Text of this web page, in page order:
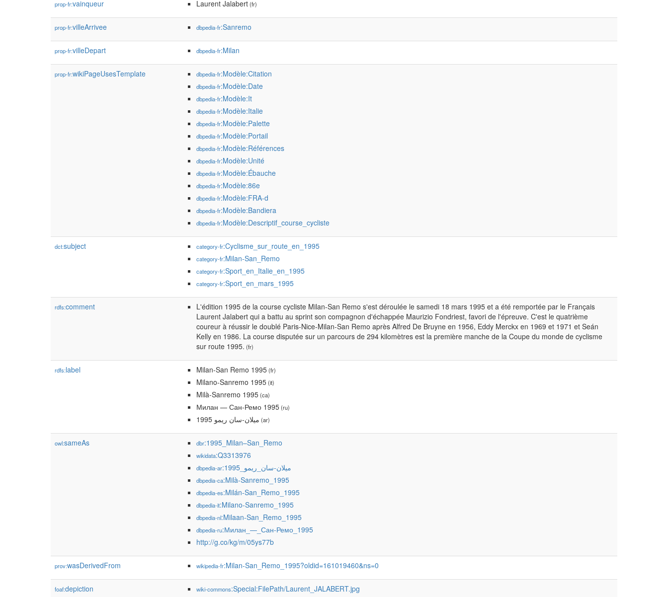
prop-fr:vainqueur Laurent Jalabert(fr)
prop-fr:villeArrivee dbpedia-fr:Sanremo
prop-fr:villeDepart dbpedia-fr:Milan
prop-fr:wikiPageUsesTemplate dbpedia-fr:Modèle:Citation
dbpedia-fr:Modèle:Date
dbpedia-fr:Modèle:It
dbpedia-fr:Modèle:Italie
dbpedia-fr:Modèle:Palette
dbpedia-fr:Modèle:Portail
dbpedia-fr:Modèle:Références
dbpedia-fr:Modèle:Unité
dbpedia-fr:Modèle:Ébauche
dbpedia-fr:Modèle:86e
dbpedia-fr:Modèle:FRA-d
dbpedia-fr:Modèle:Bandiera
dbpedia-fr:Modèle:Descriptif_course_cycliste
dct:subject category-fr:Cyclisme_sur_route_en_1995
category-fr:Milan-San_Remo
category-fr:Sport_en_Italie_en_1995
category-fr:Sport_en_mars_1995
rdfs:comment
L'édition 1995 de la course cycliste Milan-San Remo s'est déroulée le samedi 18 mars 1995 et a été remportée par le Français
Laurent Jalabert qui a battu au sprint son compagnon d'échappée Maurizio Fondriest, favori de l'épreuve. C'est le quatrième
coureur à réussir le doublé Paris-Nice-Milan-San Remo après Alfred De Bruyne en 1956, Eddy Merckx en 1969 et 1971 et Seán
Kelly en 1986. La course disputée sur un parcours de 294 kilomètres est la première manche de la Coupe du monde de cyclisme
sur route 1995. (fr)
rdfs:label Milan-San Remo 1995(fr)
Milano-Sanremo 1995(it)
Milà-Sanremo 1995(ca)
Милан — Сан-Ремо 1995(ru)
ميلان-سان ريمو 1995 (ar)
owl:sameAs dbr:1995_Milan–San_Remo
wikidata:Q3313976
dbpedia-ar :ميلان-سان_ريمو_1995
dbpedia-ca:Milà-Sanremo_1995
dbpedia-es:Milán-San_Remo_1995
dbpedia-it:Milano-Sanremo_1995
dbpedia-nl:Milaan-San_Remo_1995
dbpedia-ru:Милан_—_Сан-Ремо_1995
http://g.co/kg/m/05ys77b
prov:wasDerivedFrom wikipedia-fr:Milan-San_Remo_1995?oldid=161019460&ns=0
foaf:depiction wiki-commons:Special:FilePath/Laurent_JALABERT.jpg